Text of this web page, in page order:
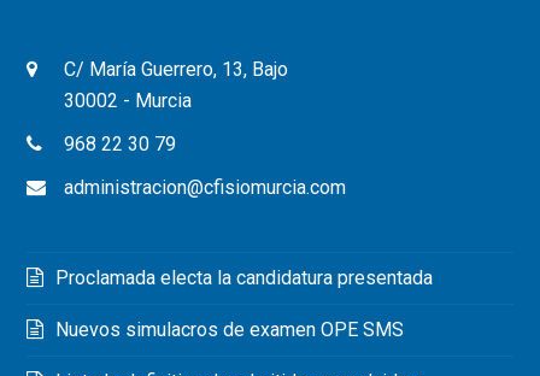
C/ María Guerrero, 13, Bajo
30002 - Murcia
968 22 30 79
administracion@cfisiomurcia.com
Proclamada electa la candidatura presentada
Nuevos simulacros de examen OPE SMS